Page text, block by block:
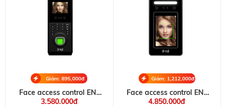
Giảm: 895,000đ
Face access control EN-
FM606
3.580.000đ
Giảm: 1,212,000đ
Face access control EN-
K8
4.850.000đ